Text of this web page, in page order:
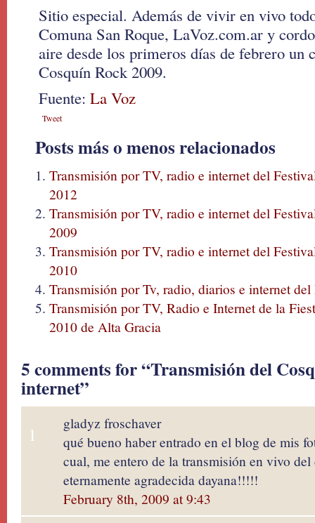
Sitio especial. Además de vivir en vivo
Comuna San Roque, LaVoz.com.ar y
aire desde los primeros días de febrero un
Cosquín Rock 2009.
Fuente: La Voz
Tweet
Posts más o menos relacionados
Transmisión por TV, radio e internet del
2012
Transmisión por TV, radio e internet del
2009
Transmisión por TV, radio e internet del
2010
Transmisión por Tv, radio, diarios e internet
Transmisión por TV, Radio e Internet de la
2010 de Alta Gracia
5 comments for “Transmisión del
internet”
1
gladyz froschaver
qué bueno haber entrado en el blog de mis
cual, me entero de la transmisión en vivo
eternamente agradecida dayana!!!!!
February 8th, 2009 at 9:43